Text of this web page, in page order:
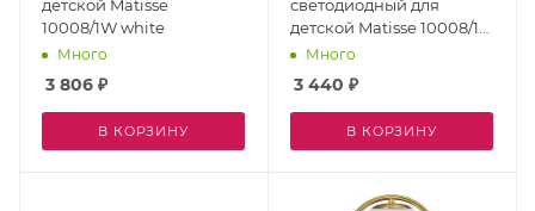
детской Matisse
10008/1W white
Много
3 806 ₽
В КОРЗИНУ
светодиодный для
детской Matisse 10008/1P
multМного
3 440 ₽
В КОРЗИНУ